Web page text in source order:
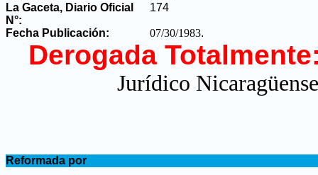
La Gaceta, Diario Oficial
N°:
174
Fecha Publicación: 07/30/1983.
Derogada
Jurídico
Reformada por